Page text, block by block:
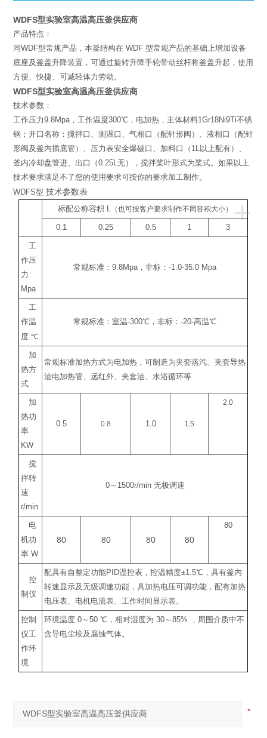
WDFS型实验室高温高压釜供应商
产品特点：
同WDF型常规产品，本釜结构在 WDF 型常规产品的基础上增加设备
底座及釜盖升降装置，可通过旋转升降手轮带动丝杆将釜盖升起，使用
方便、快捷、可减轻体力劳动。
WDFS型实验室高温高压釜供应商
技术参数：
工作压力9.8Mpa，工作温度300℃，电加热，主体材料1Gr18Ni9Ti不锈
钢；开口名称：搅拌口、测温口、气相口（配针形阀）、液相口（配针
形阀及釜内插底管）、压力表安全爆破口、加料口（1L以上配有）、
釜内冷却盘管进、出口（0.25L无），搅拌桨叶形式为桨式。如果以上
技术要求满足不了您的使用要求可按你的要求加工制作。
WDFS型技术参数表
+
标配公称容积 L（也可按客户要求制作不同容积大小）
0.1 0.25 0.5 1 3
工
作压
力
Mpa
常规标准：9.8Mpa，非标：-1.0-35.0 Mpa
工
作温
度 ℃
常规标准：室温-300℃ ，非标：-20-高温℃
加
热方
式
常规标准加热方式为电加热，可制造为夹套蒸汽、夹套导热
油电加热管、远红外、夹套油、水浴循环等
加
热功
率
KW
0.5 0.8 1.0 1.5
2.0
搅
拌转
速
r/min
0～ 1500r/min 无极调速
电
机功
率 W
80 80 80 80
80
控
制仪
配具有自整定功能PID温控表，控温精度±1.5℃ ，具有釜内
转速显示及无级调速功能，具加热电压可调功能，配有加热
电压表、电机电流表、工作时间显示表。
控制
仪工
作环
境
环境温度 0～50℃ ，相对湿度为 30～85%
，周围介质中不
含导电尘埃及腐蚀气体。